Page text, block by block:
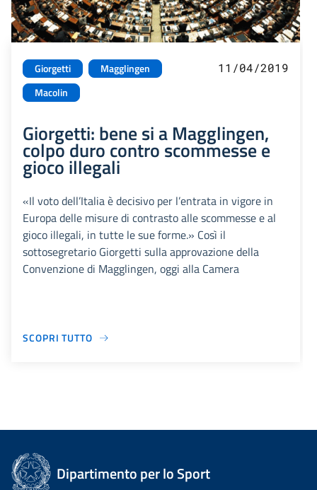
Giorgetti
Magglingen
Macolin
11/04/2019
Giorgetti: bene si a Magglingen,
colpo duro contro scommesse e
gioco illegali
«Il voto dell’Italia è decisivo per l’entrata in vigore in
Europa delle misure di contrasto alle scommesse e al
gioco illegali, in tutte le sue forme.» Così il
sottosegretario Giorgetti sulla approvazione della
Convenzione di Magglingen, oggi alla Camera
SCOPRI TUTTO
Dipartimento per lo Sport